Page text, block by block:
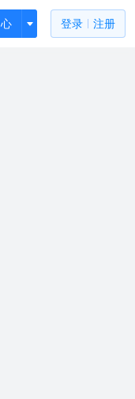
登录 注册